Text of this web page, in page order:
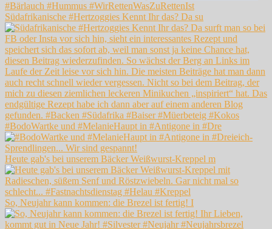
Südafrikanische #Hertzoggies Kennt Ihr das? Da su
#BodoWartke und #MelanieHaupt in #Antigone in #Dre
Heute gab's bei unserem Bäcker Weißwurst-Kreppel m
So, Neujahr kann kommen: die Brezel ist fertig! I